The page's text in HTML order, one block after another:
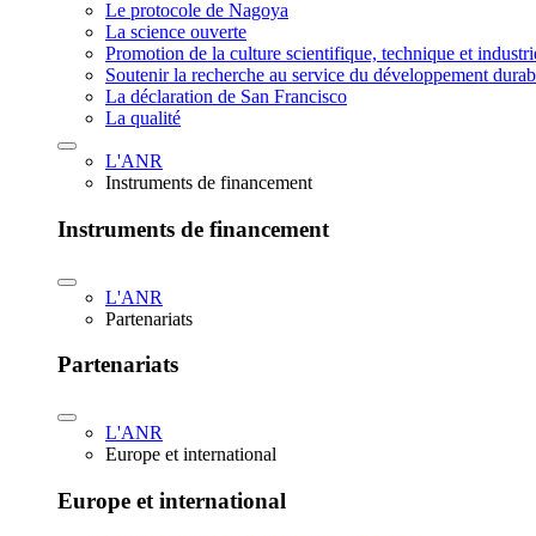
Le protocole de Nagoya
La science ouverte
Promotion de la culture scientifique, technique et
Soutenir la recherche au service du développement
La déclaration de San Francisco
La qualité
L'ANR
Instruments de financement
Instruments de financement
L'ANR
Partenariats
Partenariats
L'ANR
Europe et international
Europe et international